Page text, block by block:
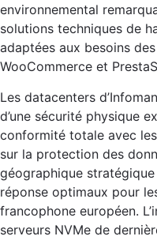
environnemental
solutions techniques de
adaptées aux besoins
WooCommerce et
Les datacenters
d’une sécurité physique
conformité totale avec
sur la protection des
géographique
réponse optimaux pour
francophone européen.
serveurs NVMe de